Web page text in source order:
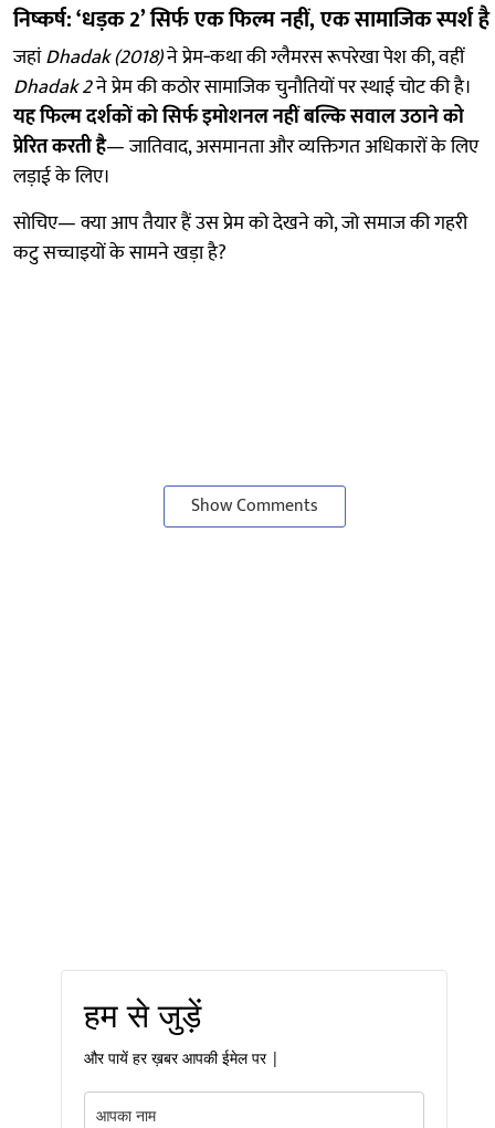
निष्कर्ष: ‘धड़क 2’ सिर्फ एक फिल्म नहीं, एक सामाजिक स्पर्श है
जहांDhadak (2018)ने प्रेम‑कथा की ग्लैमरस रूपरेखा पेश की, वहीं
Dhadak 2ने प्रेम की कठोर सामाजिक चुनौतियों पर स्थाई चोट की है।
यह फिल्म दर्शकों को सिर्फ इमोशनल नहीं बल्कि सवाल उठाने को
प्रेरित करती है— जातिवाद, असमानता और व्यक्तिगत अधिकारों के लिए
लड़ाई के लिए।
सोचिए— क्या आप तैयार हैं उस प्रेम को देखने को, जो समाज की गहरी
कटु सच्चाइयों के सामने खड़ा है?
Show Comments
हम से जुड़ें
और पायें हर ख़बर आपकी ईमेल पर |